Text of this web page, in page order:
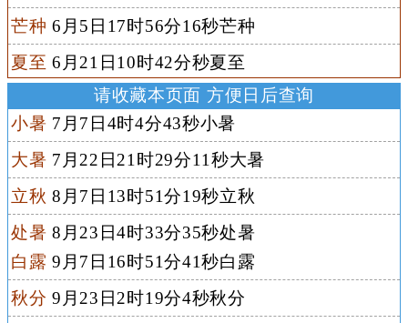
芒种 6月5日17时56分16秒芒种
夏至 6月21日10时42分秒夏至
请收藏本页面 方便日后查询
小暑 7月7日4时4分43秒小暑
大暑 7月22日21时29分11秒大暑
立秋 8月7日13时51分19秒立秋
处暑 8月23日4时33分35秒处暑
白露 9月7日16时51分41秒白露
秋分 9月23日2时19分4秒秋分